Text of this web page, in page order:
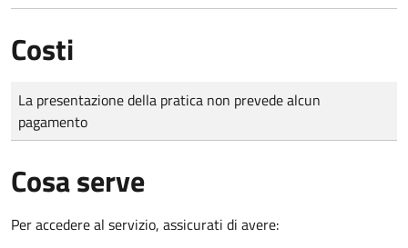
Costi
Tipo di pagamento
Importo
La presentazione della pratica non prevede alcun
pagamento
Cosa serve
Per accedere al servizio, assicurati di avere: